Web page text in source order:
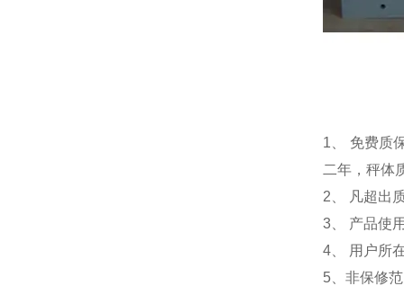
1 、 免费
二年，秤体
2、 凡超出
3、 产品使
4、 用户所
5、非保修